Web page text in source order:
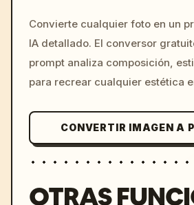
minerales brillantes, etc.
Materiales: Papel, hueso,
resina, vidrio, concha,
cristales, telas recicladas,
Cultura: Tradiciones orales,
máscaras, identificación
escritura de nudos, registros
sombras, migración
Estructura: Plegado,
c,
Convierte cualquier foto en un
IA detallado. El conversor
prompt analiza composición,
para recrear cualquier estética
CONVERTIR IMAGEN A
OTRAS